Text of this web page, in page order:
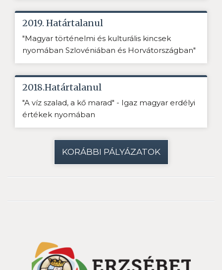
2019. Határtalanul
"Magyar történelmi és kulturális kincsek
nyomában Szlovéniában és Horvátországban"
2018.Határtalanul
"A víz szalad, a kő marad" - Igaz magyar erdélyi
értékek nyomában
KORÁBBI PÁLYÁZATOK